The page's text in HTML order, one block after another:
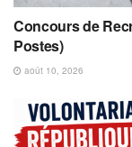
Concours de
Postes)
août 10, 2026